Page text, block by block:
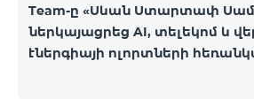
Team-ը «Սևան Ստարտափ
ներկայացրեց AI, տելեկոմ և
էներգիայի ոլորտների